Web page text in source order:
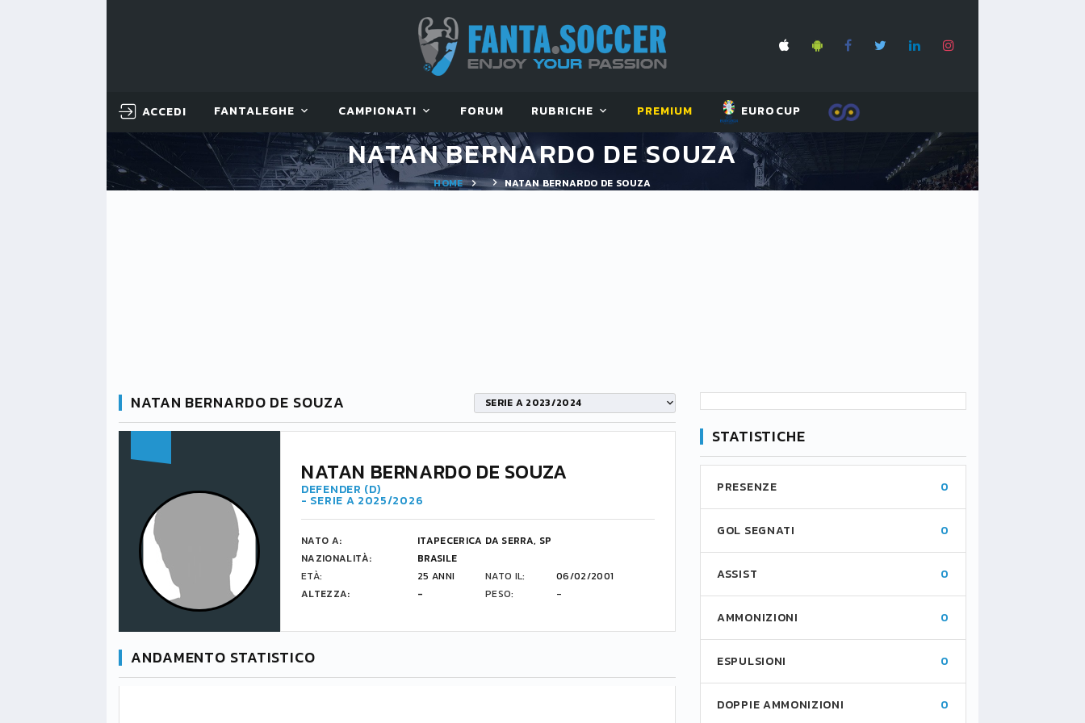
ACCEDI FANTALEGHE CAMPIONATI FORUM RUBRICHE PREMIUM EUROCUP
NATAN BERNARDO DE SOUZA
HOME NATAN BERNARDO DE SOUZA
NATAN BERNARDO DE SOUZA SERIE A 2023/2024
NATAN BERNARDO DE SOUZA
DEFENDER (D)
- SERIE A 2025/2026
NATO A:
ITAPECERICA DA SERRA, SP
NAZIONALITÀ:
BRASILE
ETÀ:
25 ANNI NATO IL:
06/02/2001
ALTEZZA:
- PESO: -
ANDAMENTO STATISTICO
STATISTICHE
PRESENZE 0
GOL SEGNATI 0
ASSIST 0
AMMONIZIONI 0
ESPULSIONI 0
DOPPIE AMMONIZIONI 0